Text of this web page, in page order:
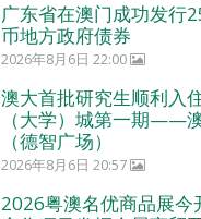
广东省在澳门成功发行
币地方政府债券
2026年8月6日 22:00
澳大首批研究生顺利入
（大学）城第一期——
（德智广场）
2026年8月6日 20:57
2026粤澳名优商品展今